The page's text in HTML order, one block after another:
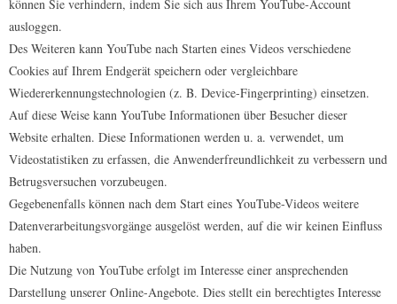
können Sie verhindern, indem Sie sich aus Ihrem YouTube-Account
ausloggen.
Des Weiteren kann YouTube nach Starten eines Videos verschiedene
Cookies auf Ihrem Endgerät speichern oder vergleichbare
Wiedererkennungstechnologien (z. B. Device-Fingerprinting) einsetzen.
Auf diese Weise kann YouTube Informationen über Besucher dieser
Website erhalten. Diese Informationen werden u. a. verwendet, um
Videostatistiken zu erfassen, die Anwenderfreundlichkeit zu verbessern und
Betrugsversuchen vorzubeugen.
Gegebenenfalls können nach dem Start eines YouTube-Videos weitere
Datenverarbeitungsvorgänge ausgelöst werden, auf die wir keinen Einfluss
haben.
Die Nutzung von YouTube erfolgt im Interesse einer ansprechenden
Darstellung unserer Online-Angebote. Dies stellt ein berechtigtes Interesse